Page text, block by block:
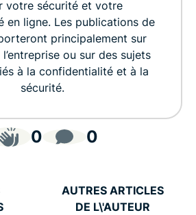
votre sécurité et votre
en ligne. Les publications de
principalement sur
l’entreprise ou sur des sujets
à la confidentialité et à la
sécurité.
0 0
AUTRES ARTICLES
DE L\'AUTEUR